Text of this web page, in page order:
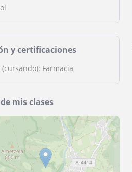
y certificaciones
(cursando): Farmacia
mis clases